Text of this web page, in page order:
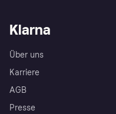
Klarna
Über uns
Karriere
AGB
Presse